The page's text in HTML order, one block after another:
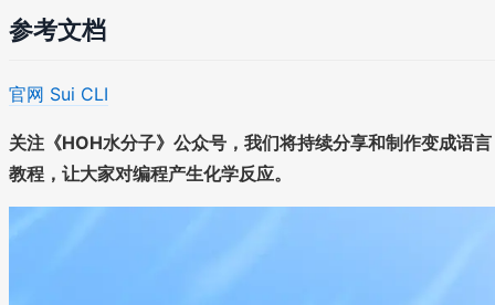
参考文档
官网 Sui CLI
关注《HOH水分子》公众号，我们将持续分享和制作变成语言
教程，让大家对编程产生化学反应。